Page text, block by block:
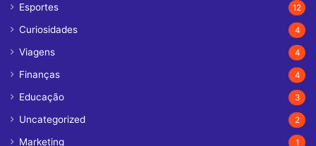
Esportes 12
Curiosidades 4
Viagens 4
Finanças 4
Educação 3
Uncategorized 2
Marketing 1